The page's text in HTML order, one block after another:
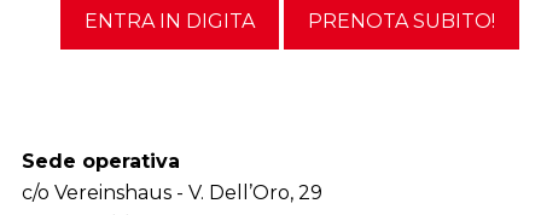
ENTRA IN DIGITA PRENOTA SUBITO!
Sede operativa
c/o Vereinshaus - V. Dell’Oro, 29